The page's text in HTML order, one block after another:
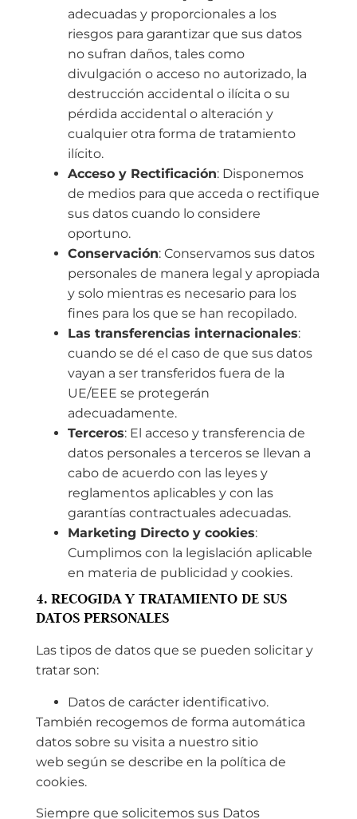
adecuadas y proporcionales a los
riesgos para garantizar que sus datos
no sufran daños, tales como
divulgación o acceso no autorizado, la
destrucción accidental o ilícita o su
pérdida accidental o alteración y
cualquier otra forma de tratamiento
ilícito.
Acceso y Rectificación: Disponemos
de medios para que acceda o rectifique
sus datos cuando lo considere
oportuno.
Conservación: Conservamos sus datos
personales de manera legal y apropiada
y solo mientras es necesario para los
fines para los que se han recopilado.
Las transferencias internacionales:
cuando se dé el caso de que sus datos
vayan a ser transferidos fuera de la
UE/EEE se protegerán
adecuadamente.
Terceros: El acceso y transferencia de
datos personales a terceros se llevan a
cabo de acuerdo con las leyes y
reglamentos aplicables y con las
garantías contractuales adecuadas.
Marketing Directo y cookies:
Cumplimos con la legislación aplicable
en materia de publicidad y cookies.
4. RECOGIDA Y TRATAMIENTO DE SUS
DATOS PERSONALES
Las tipos de datos que se pueden solicitar y
tratar son:
Datos de carácter identificativo.
También recogemos de forma automática
datos sobre su visita a nuestro sitio
web según se describe en la política de
cookies.
Siempre que solicitemos sus Datos